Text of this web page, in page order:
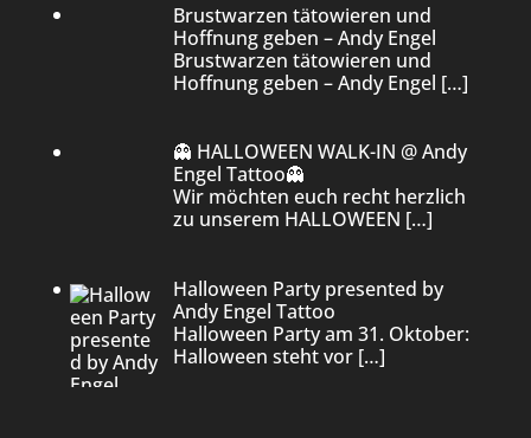
Brustwarzen tätowieren und
Hoffnung geben – Andy Engel
Brustwarzen tätowieren und
Hoffnung geben – Andy Engel […]
👻 HALLOWEEN WALK-IN @ Andy
Engel Tattoo👻
Wir möchten euch recht herzlich
zu unserem HALLOWEEN […]
Halloween Party presented by
Andy Engel Tattoo
Halloween Party am 31. Oktober:
Halloween steht vor […]